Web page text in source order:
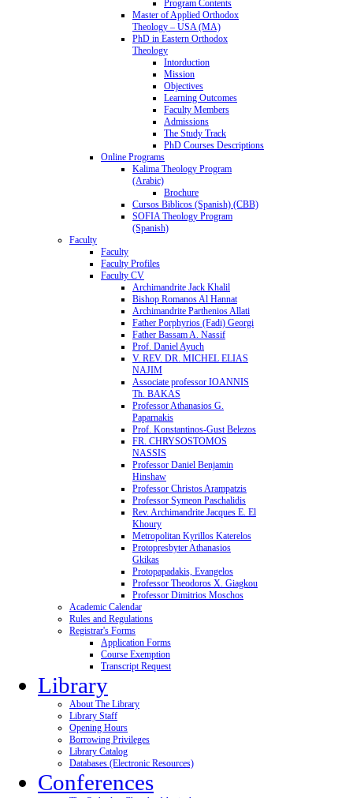
Program Contents
Master of Applied Orthodox
Theology – USA (MA)
PhD in Eastern Orthodox
Theology
Intorduction
Mission
Objectives
Learning Outcomes
Faculty Members
Admissions
The Study Track
PhD Courses Descriptions
Online Programs
Kalima Theology Program
(Arabic)
Brochure
Cursos Biblicos (Spanish) (CBB)
SOFIA Theology Program
(Spanish)
Faculty
Faculty
Faculty Profiles
Faculty CV
Archimandrite Jack Khalil
Bishop Romanos Al Hannat
Archimandrite Parthenios Allati
Father Porphyrios (Fadi) Georgi
Father Bassam A. Nassif
Prof. Daniel Ayuch
V. REV. DR. MICHEL ELIAS
NAJIM
Associate professor IOANNIS
Th. BAKAS
Professor Athanasios G.
Paparnakis
Prof. Konstantinos-Gust Belezos
FR. CHRYSOSTOMOS
NASSIS
Professor Daniel Benjamin
Hinshaw
Professor Christos Arampatzis
Professor Symeon Paschalidis
Rev. Archimandrite Jacques E. El
Khoury
Metropolitan Kyrillos Katerelos
Protopresbyter Athanasios
Gkikas
Protopapadakis, Evangelos
Professor Theodoros X. Giagkou
Professor Dimitrios Moschos
Academic Calendar
Rules and Regulations
Registrar's Forms
Application Forms
Course Exemption
Transcript Request
Library
About The Library
Library Staff
Opening Hours
Borrowing Privileges
Library Catalog
Databases (Electronic Resources)
Conferences